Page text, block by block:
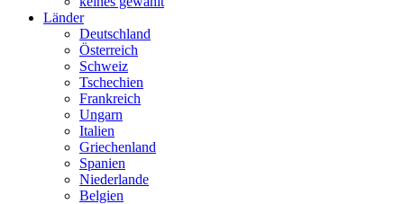
Länder
Deutschland
Österreich
Schweiz
Tschechien
Frankreich
Ungarn
Italien
Griechenland
Spanien
Niederlande
Belgien